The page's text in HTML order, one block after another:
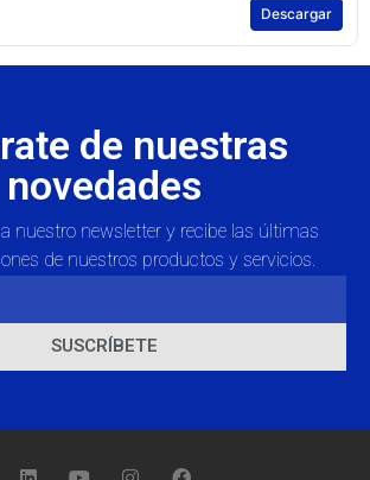
Descargar
de nuestras
novedades
nuestro newsletter y recibe las últimas
de nuestros productos y servicios.
SUSCRÍBETE